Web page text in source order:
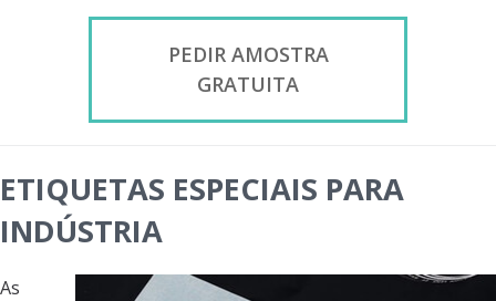
PEDIR AMOSTRA
GRATUITA
ETIQUETAS ESPECIAIS PARA
INDÚSTRIA
As